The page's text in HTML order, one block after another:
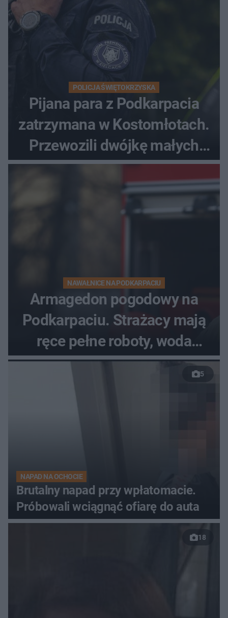
POLICJA ŚWIĘTOKRZYSKA
Pijana para z Podkarpacia
zatrzymana w Kostomłotach.
Przewozili dwójkę małych
dzieci
NAWAŁNICE NA PODKARPACIU
Armagedon pogodowy na
Podkarpaciu. Strażacy mają
ręce pełne roboty, woda
zalewa posesje i budynki
5
NAPAD NA OCHOCIE
Brutalny napad przy wpłatomacie.
Próbowali wciągnąć ofiarę do auta
18